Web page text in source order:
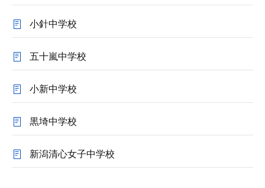
小針中学校
五十嵐中学校
小新中学校
黒埼中学校
新潟清心女子中学校